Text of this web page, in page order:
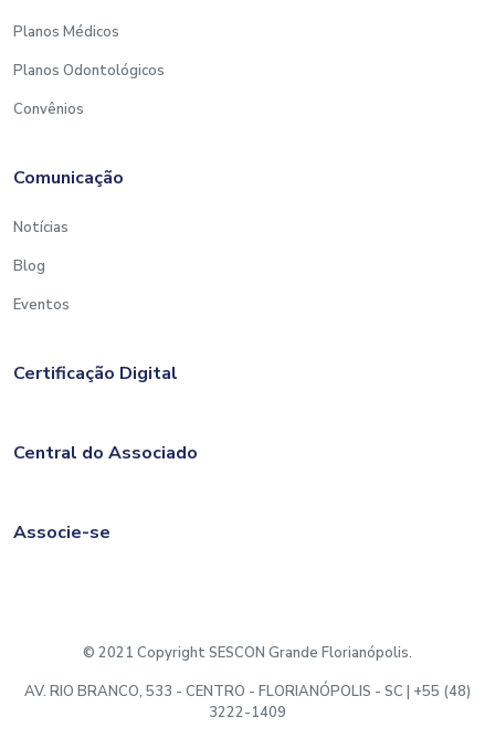
Planos Médicos
Planos Odontológicos
Convênios
Comunicação
Notícias
Blog
Eventos
Certificação Digital
Central do Associado
Associe-se
© 2021 Copyright SESCON Grande Florianópolis.
AV. RIO BRANCO, 533 - CENTRO - FLORIANÓPOLIS - SC | +55 (48)
3222-1409